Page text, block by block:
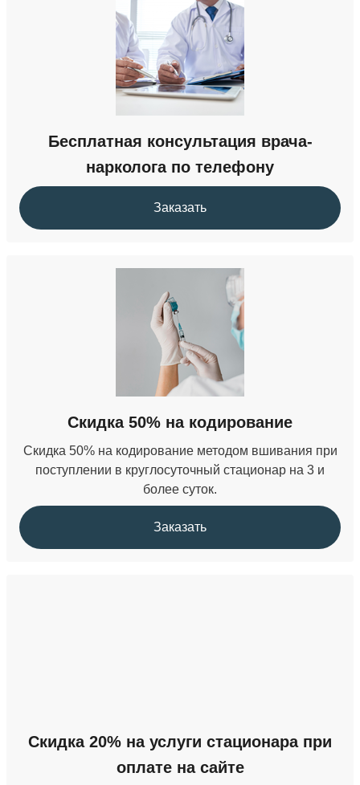
Бесплатная консультация врача-
нарколога по телефону
Заказать
Скидка 50% на кодирование
Скидка 50% на кодирование методом вшивания при
поступлении в круглосуточный стационар на 3 и
более суток.
Заказать
Скидка 20% на услуги стационара при
оплате на сайте